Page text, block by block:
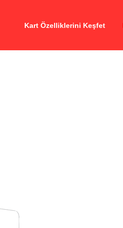
Kart Özelliklerini Keşfet